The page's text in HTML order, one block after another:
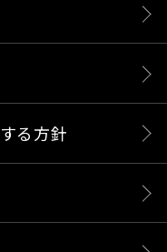
る方針